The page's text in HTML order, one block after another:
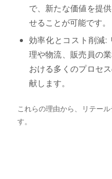
で、新たな価値を提
せることが可能です。
効率化とコスト削減:
理や物流、販売員の
おける多くのプロセ
献します。
これらの理由から、リテー
す。